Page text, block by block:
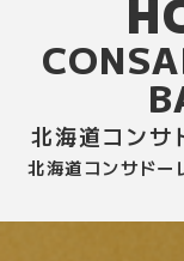
北海道コンサ
北海道コンサドー